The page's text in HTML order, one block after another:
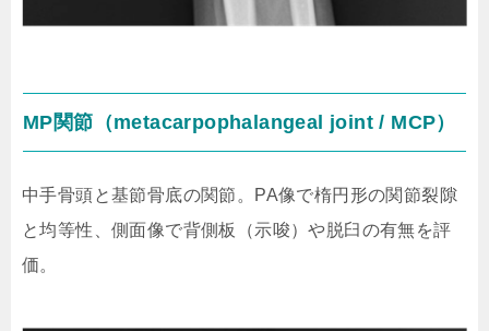
MP関節（metacarpophalangeal joint / MCP）
中手骨頭と基節骨底の関節。PA像で楕円形の関節裂隙
と均等性、側面像で背側板（示唆）や脱臼の有無を評
価。